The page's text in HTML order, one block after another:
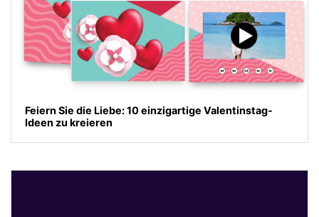
Feiern Sie die Liebe: 10 einzigartige Valentinstag-
Ideen zu kreieren